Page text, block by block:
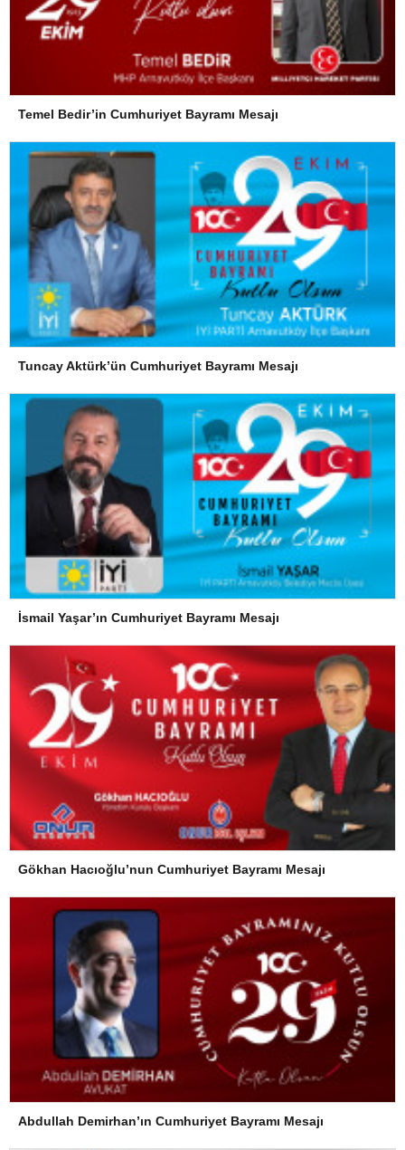
Temel Bedir’in Cumhuriyet Bayramı Mesajı
Tuncay Aktürk’ün Cumhuriyet Bayramı Mesajı
İsmail Yaşar’ın Cumhuriyet Bayramı Mesajı
Gökhan Hacıoğlu’nun Cumhuriyet Bayramı Mesajı
Abdullah Demirhan’ın Cumhuriyet Bayramı Mesajı